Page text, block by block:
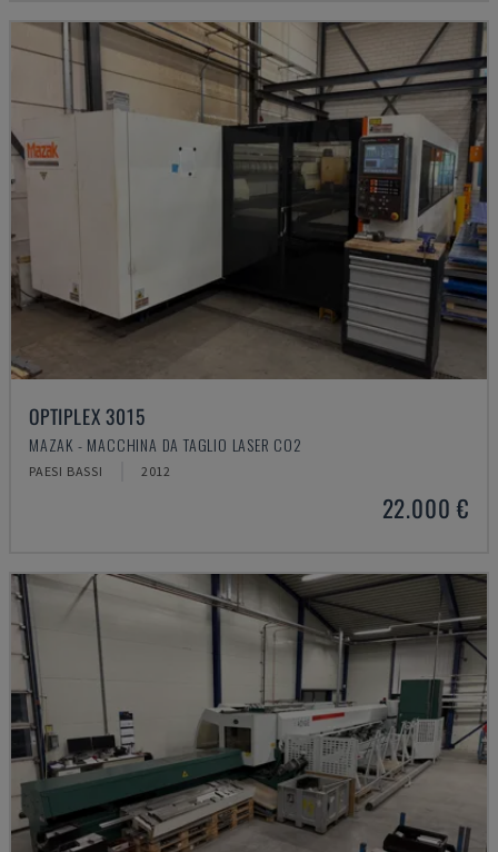
OPTIPLEX 3015
MAZAK - MACCHINA DA TAGLIO LASER CO2
PAESI BASSI 2012
22.000 €